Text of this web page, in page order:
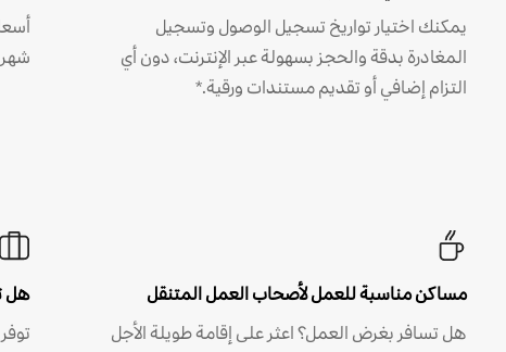
يمكنك اختيار تواريخ تسجيل الوصول وتسجيل
المغادرة بدقة والحجز بسهولة عبر الإنترنت، دون أي
التزام إضافي أو تقديم مستندات ورقية.*
مساكن مناسبة للعمل لأصحاب العمل المتنقل
هل تسافر بغرض العمل؟ اعثر على إقامة طويلة الأجل
هل